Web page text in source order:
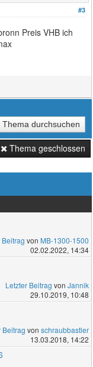
#3
Preis VHB ich
Thema geschlossen
Beitrag von MB-1300-1500
02.02.2022, 14:34
Letzter Beitrag von Jannik
29.10.2019, 10:48
Beitrag von schraubbastler
13.03.2018, 14:22